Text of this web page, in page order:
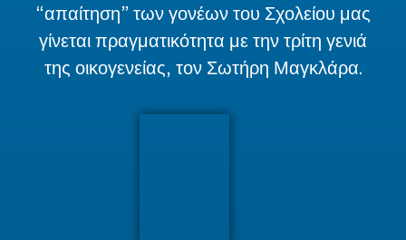
“απαίτηση” των γονέων του Σχολείου μας
γίνεται πραγματικότητα με την τρίτη γενιά
της οικογενείας, τον Σωτήρη Μαγκλάρα.